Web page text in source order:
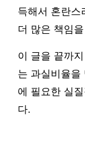
득해서 혼란스
더 많은 책임
이 글을 끝까
는 과실비율을
에 필요한 실
다.